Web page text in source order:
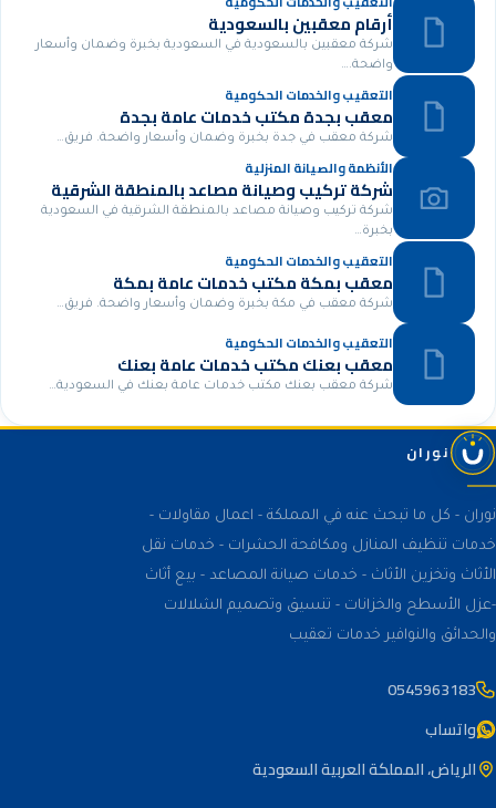
أرقام معقبين بالسعودية
شركة معقبين بالسعودية في السعودية بخبرة وضمان وأسعار
واضحة.…
التعقيب والخدمات الحكومية
معقب بجدة مكتب خدمات عامة بجدة
شركة معقب في جدة بخبرة وضمان وأسعار واضحة. فريق…
الأنظمة والصيانة المنزلية
شركة تركيب وصيانة مصاعد بالمنطقة الشرقية
شركة تركيب وصيانة مصاعد بالمنطقة الشرقية في السعودية
بخبرة…
التعقيب والخدمات الحكومية
معقب بمكة مكتب خدمات عامة بمكة
شركة معقب في مكة بخبرة وضمان وأسعار واضحة. فريق…
التعقيب والخدمات الحكومية
معقب بعنك مكتب خدمات عامة بعنك
شركة معقب بعنك مكتب خدمات عامة بعنك في السعودية…
نوران
نوران - كل ما تبحث عنه في المملكة - اعمال مقاولات -
خدمات تنظيف المنازل ومكافحة الحشرات - خدمات نقل
الأثاث وتخزين الأثاث - خدمات صيانة المصاعد - بيع أثاث
-عزل الأسطح والخزانات - تنسيق وتصميم الشلالات
والحدائق والنوافير خدمات تعقيب
0545963183
واتساب
الرياض، المملكة العربية السعودية